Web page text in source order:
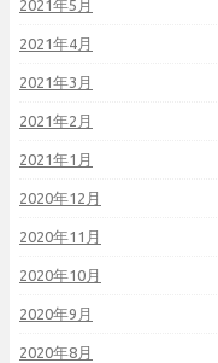
2021年5月
2021年4月
2021年3月
2021年2月
2021年1月
2020年12月
2020年11月
2020年10月
2020年9月
2020年8月